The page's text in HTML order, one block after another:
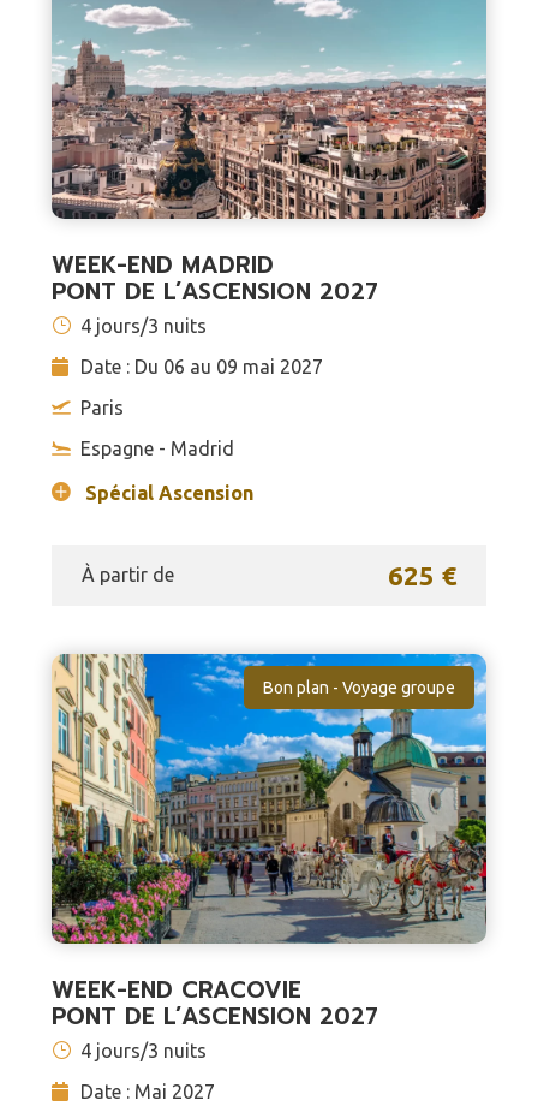
WEEK-END MADRID
PONT DE L’ASCENSION 2027
4 jours/3 nuits
Date : Du 06 au 09 mai 2027
Paris
Espagne - Madrid
Spécial Ascension
À partir de 625 €
Bon plan - Voyage groupe
WEEK-END CRACOVIE
PONT DE L’ASCENSION 2027
4 jours/3 nuits
Date : Mai 2027